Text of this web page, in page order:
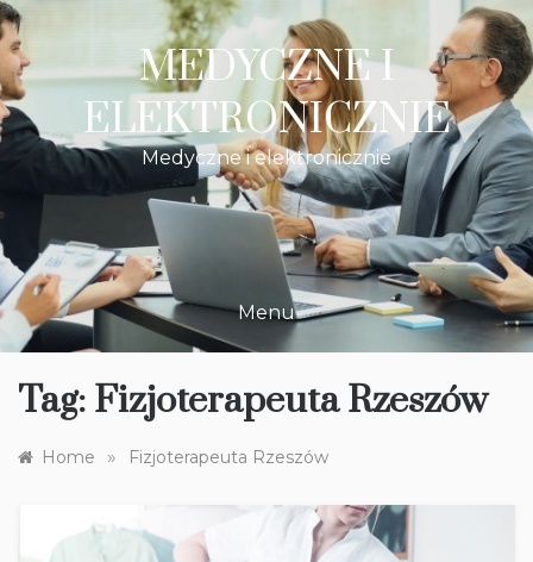
Skip
to
content
MEDYCZNE I
ELEKTRONICZNIE
Medyczne i elektronicznie
Menu
Tag: Fizjoterapeuta Rzeszów
Home » Fizjoterapeuta Rzeszów